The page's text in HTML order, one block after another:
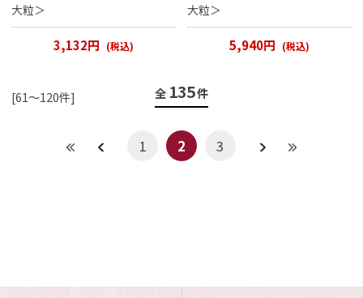
大粒＞
3,132円 (税込)
大粒＞
5,940円 (税込)
[61～120件] 全 135件
1 2 3